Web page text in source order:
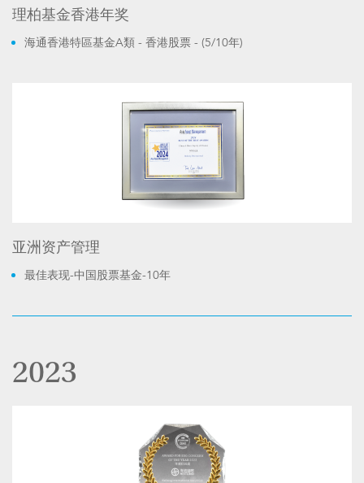
理柏基金香港年奖
海通香港特區基金A類 - 香港股票 - (5/10年)
亚洲资产管理
最佳表现-中国股票基金-10年
2023